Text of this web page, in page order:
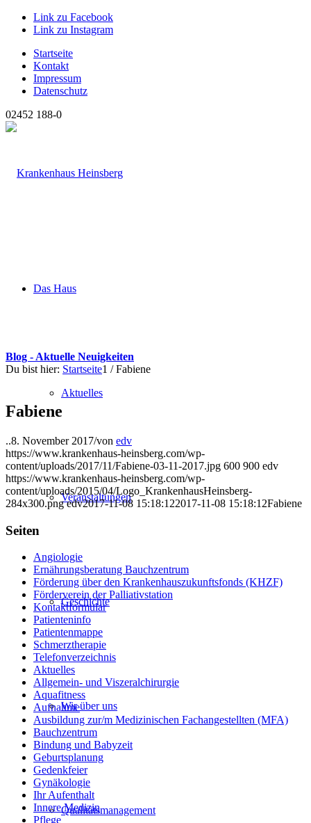
Link zu Facebook
Link zu Instagram
Startseite
Kontakt
Impressum
Datenschutz
02452 188-0
Das Haus
Aktuelles
Veranstaltungen
Geschichte
Wir über uns
Qualitätsmanagement
Blog - Aktuelle Neuigkeiten
Du bist hier: Startseite1 / Fabiene
Fabiene
..8. November 2017/von edv
https://www.krankenhaus-heinsberg.com/wp-
content/uploads/2017/11/Fabiene-03-11-2017.jpg 600 900 edv
https://www.krankenhaus-heinsberg.com/wp-
content/uploads/2015/04/Logo_KrankenhausHeinsberg-
284x300.png edv2017-11-08 15:18:122017-11-08 15:18:12Fabiene
Seiten
Angiologie
Ernährungsberatung Bauchzentrum
Förderung über den Krankenhauszukunftsfonds (KHZF)
Förderverein der Palliativstation
Kontaktformular
Patienteninfo
Patientenmappe
Schmerztherapie
Telefonverzeichnis
Aktuelles
Allgemein- und Viszeralchirurgie
Aquafitness
Aufnahme
Ausbildung zur/m Medizinischen Fachangestellten (MFA)
Bauchzentrum
Bindung und Babyzeit
Geburtsplanung
Gedenkfeier
Gynäkologie
Ihr Aufenthalt
Innere Medizin
Pflege